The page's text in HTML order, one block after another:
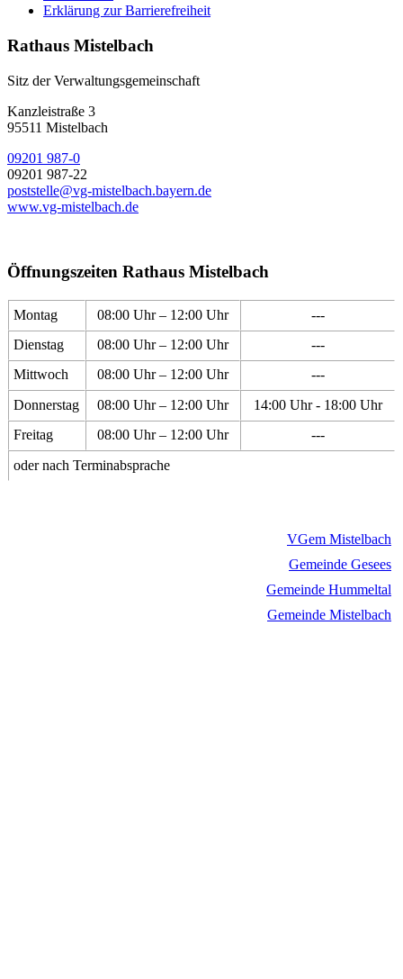
Erklärung zur Barrierefreiheit
Rathaus Mistelbach
Sitz der Verwaltungsgemeinschaft
Kanzleistraße 3
95511 Mistelbach
09201 987-0
09201 987-22
poststelle@vg-mistelbach.bayern.de
www.vg-mistelbach.de
Öffnungszeiten Rathaus Mistelbach
Montag 08:00 Uhr – 12:00 Uhr
---
Dienstag
08:00 Uhr – 12:00 Uhr
---
Mittwoch
08:00 Uhr – 12:00 Uhr
---
Donnerstag
08:00 Uhr – 12:00 Uhr
14:00 Uhr - 18:00 Uhr
Freitag
08:00 Uhr – 12:00 Uhr
---
oder nach Terminabsprache
VGem Mistelbach
Gemeinde Gesees
Gemeinde Hummeltal
Gemeinde Mistelbach